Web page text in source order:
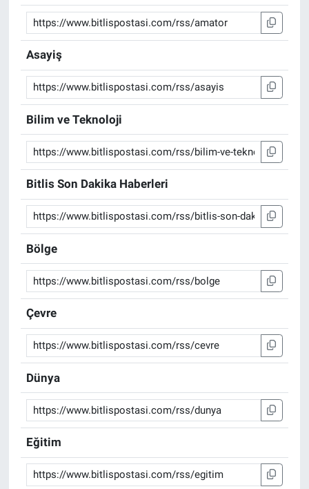
Asayiş
Bilim ve Teknoloji
Bitlis Son Dakika Haberleri
Bölge
Çevre
Dünya
Eğitim